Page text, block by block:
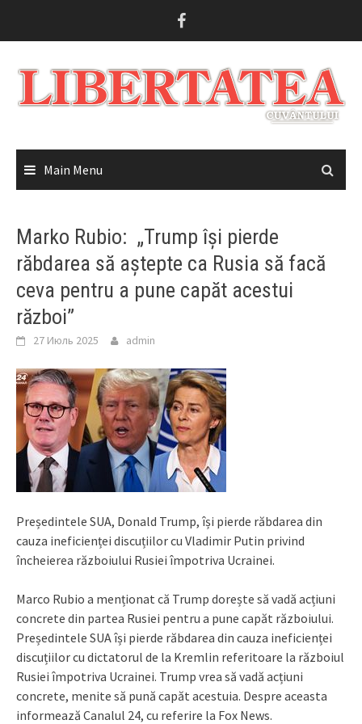
Main Menu
Marko Rubio: „Trump își pierde
răbdarea să aștepte ca Rusia să facă
ceva pentru a pune capăt acestui
război”
27 Июль 2025 admin
Președintele SUA, Donald Trump, își pierde răbdarea din
cauza ineficienței discuțiilor cu Vladimir Putin privind
încheierea războiului Rusiei împotriva Ucrainei.
Marco Rubio a menționat că Trump dorește să vadă acțiuni
concrete din partea Rusiei pentru a pune capăt războiului.
Președintele SUA își pierde răbdarea din cauza ineficienței
discuțiilor cu dictatorul de la Kremlin referitoare la războiul
Rusiei împotriva Ucrainei. Trump vrea să vadă acțiuni
concrete, menite să pună capăt acestuia. Despre aceasta
informează Canalul 24, cu referire la Fox News.